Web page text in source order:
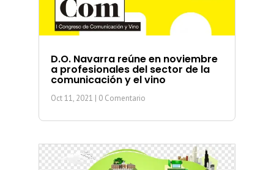
D.O. Navarra reúne en noviembre
a profesionales del sector de la
comunicación y el vino
Oct 11, 2021 | 0 Comentario